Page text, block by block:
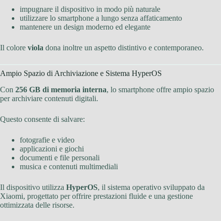
impugnare il dispositivo in modo più naturale
utilizzare lo smartphone a lungo senza affaticamento
mantenere un design moderno ed elegante
Il colore viola dona inoltre un aspetto distintivo e contemporaneo.
Ampio Spazio di Archiviazione e Sistema HyperOS
Con 256 GB di memoria interna, lo smartphone offre ampio spazio
per archiviare contenuti digitali.
Questo consente di salvare:
fotografie e video
applicazioni e giochi
documenti e file personali
musica e contenuti multimediali
Il dispositivo utilizza HyperOS, il sistema operativo sviluppato da
Xiaomi, progettato per offrire prestazioni fluide e una gestione
ottimizzata delle risorse.